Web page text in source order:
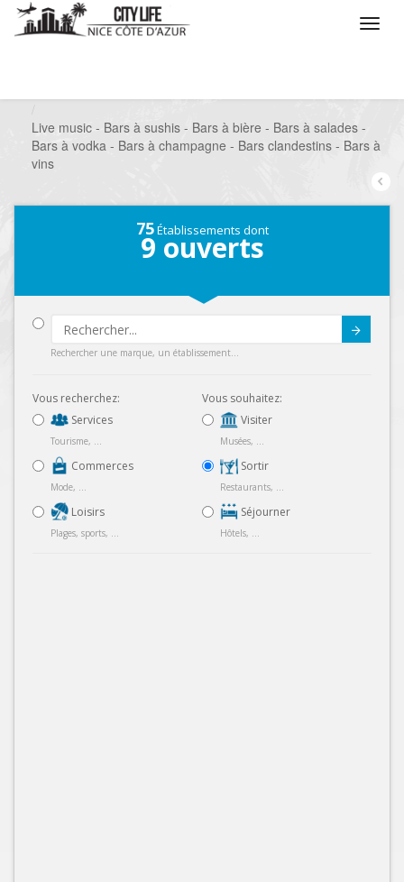
Live music - Bars à sushis - Bars à bière - Bars à salades -
Bars à vodka - Bars à champagne - Bars clandestins - Bars à
vins
75Établissements dont
9 ouverts
Rechercher une marque, un établissement...
Vous recherchez:
Services
Tourisme, ...
Commerces
Mode, ...
Loisirs
Plages, sports, ...
Vous souhaitez:
Visiter
Musées, ...
Sortir
Restaurants, ...
Séjourner
Hôtels, ...